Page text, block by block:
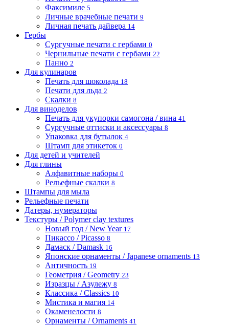
Факсимиле 5
Личные врачебные печати 9
Личная печать дайвера 14
Гербы
Сургучные печати с гербами 0
Чернильные печати с гербами 22
Панно 2
Для кулинаров
Печать для шоколада 18
Печати для льда 2
Скалки 8
Для виноделов
Печать для укупорки самогона / вина 41
Сургучные оттиски и аксессуары 8
Упаковка для бутылок 4
Штамп для этикеток 0
Для детей и учителей
Для глины
Алфавитные наборы 0
Рельефные скалки 8
Штампы для мыла
Рельефные печати
Датеры, нумераторы
Текстуры / Polymer clay textures
Новый год / New Year 17
Пикассо / Picasso 8
Дамаск / Damask 16
Японские орнаменты / Japanese ornaments 13
Античность 19
Геометрия / Geometry 23
Изразцы / Азулежу 8
Классика / Classics 10
Мистика и магия 14
Окаменелости 8
Орнаменты / Ornaments 41